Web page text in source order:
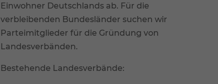
Einwohner Deutschlands ab. Für die
verbleibenden Bundesländer suchen wir
Parteimitglieder für die Gründung von
Landesverbänden.
Bestehende Landesverbände: